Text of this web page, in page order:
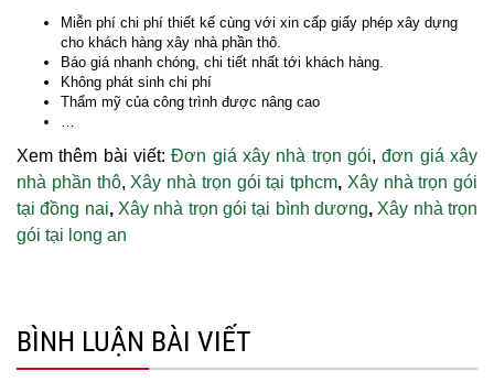
Miễn phí chi phí thiết kế cùng với xin cấp giấy phép xây dựng
cho khách hàng xây nhà phần thô.
Báo giá nhanh chóng, chi tiết nhất tới khách hàng.
Không phát sinh chi phí
Thẩm mỹ của công trình được nâng cao
…
Xem thêm bài viết:Đơn giá xây nhà trọn gói,đơn giá xây
nhà phần thô, Xây nhà trọn gói tại tphcm, Xây nhà trọn gói
tại đồng nai, Xây nhà trọn gói tại bình dương, Xây nhà trọn
gói tại long an
BÌNH LUẬN BÀI VIẾT